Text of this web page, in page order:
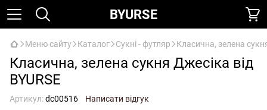
BYURSE
Меню сайту Каталог Сукні - футляр Класична, зелена
Класична, зелена сукня Джесіка від
BYURSE
Артикул:dc00516 Написати відгук